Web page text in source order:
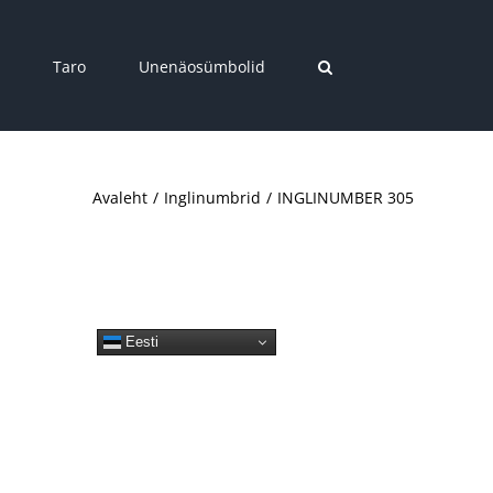
Taro Unenäosümbolid
Avaleht Inglinumbrid INGLINUMBER 305
Eesti